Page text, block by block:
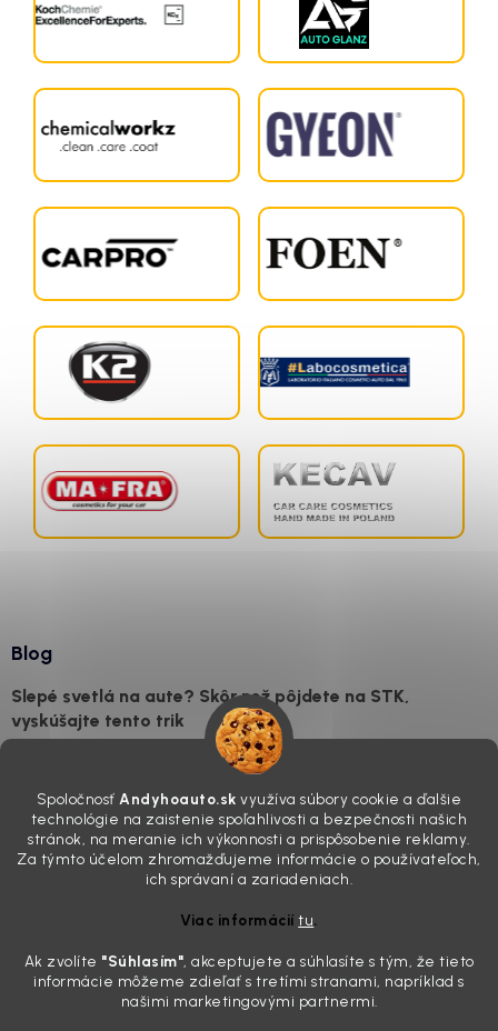
Spoločnosť Andyhoauto.sk využíva súbory cookie a ďalšie
technológie na zaistenie spoľahlivosti a bezpečnosti našich
stránok, na meranie ich výkonnosti a prispôsobenie reklamy.
Za týmto účelom zhromažďujeme informácie o používateľoch,
ich správaní a zariadeniach.
Viac informáciítu.
Ak zvolíte "Súhlasím", akceptujete a súhlasíte s tým, že tieto
informácie môžeme zdieľať s tretími stranami, napríklad s
našimi marketingovými partnermi.
Blog
Slepé svetlá na aute? Skôr než pôjdete na STK,
vyskúšajte tento trik
skutočnosti je? Často za to môžu práve „slepé“ svetlomety. Ten
mliečny, drsný povrch nie je len estetická vada. Keď slnko a soľ urobia
svoje, plexisklo začne svetlo rozptyľovať namiesto to...
Zabudnite na handru. Ak chcete mať auto naozaj čisté,
Poznáte ten moment. Vonku svieti slnko, vy sedíte v čerstvo
„upratanom“ aute, no pri pohľade na palubnú dosku vás ide poraziť. V
mriežkach ventilácie, okolo tlačidiel a v švíkoch sedačiek na vás stále